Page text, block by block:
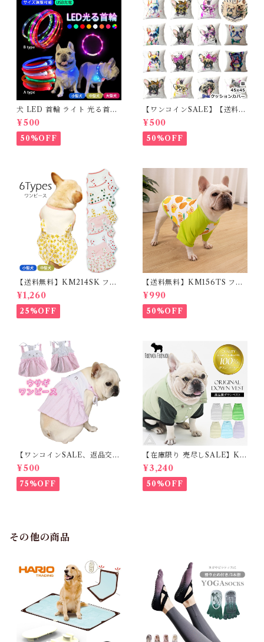
犬 LED 首輪 ライト 光る首輪
USB充電 生活防水 長さ調整可
能 首輪 犬用 ペット カラー ペ
ット用品 軽量 ドッグ用品 フレ
ンチブルドック 大型犬 中型犬
¥500
50%OFF
【ワンコインSALE】【送料無
料】KM503G クッションカバ
ー フレンチブルドッグ クリー
ム フレブル
¥500
50%OFF
【送料無料】KM214SK フレ
ブル 女の子 スカート ワンピー
ス夏 フリル 犬服 ドックウェア
¥1,260
25%OFF
【送料無料】KM156TS フレ
ブル Tシャツ フレンチブルド
ック レモン柄 犬服 ドックウェ
ア
¥990
50%OFF
【ワンコインSALE、返品交換
不可】KM171SK フレンチブ
ルドック 犬服 女の子 ピンク
スカート
¥500
75%OFF
【在庫限り 売尽しSALE】K
M952Tダウンベスト 100%ダ
ウン・フェザー 犬 犬服 ダウン
ジャケット ベスト フレンチブ
ルドッグ 冬服 極暖 暖かい 可
¥3,240
50%OFF
その他の商品